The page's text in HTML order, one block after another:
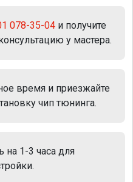
078-35-04 и получите
у мастера.
время и приезжайте
чип тюнинга.
на 1-3 часа для